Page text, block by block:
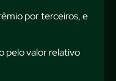
por terceiros, e
pelo valor relativo